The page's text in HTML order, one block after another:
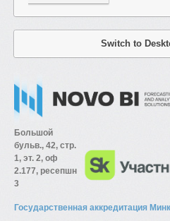
Switch to
Большой
бульв., 42, стр.
1, эт. 2, оф
2.177, ресепшн
3
Государственная аккредитация